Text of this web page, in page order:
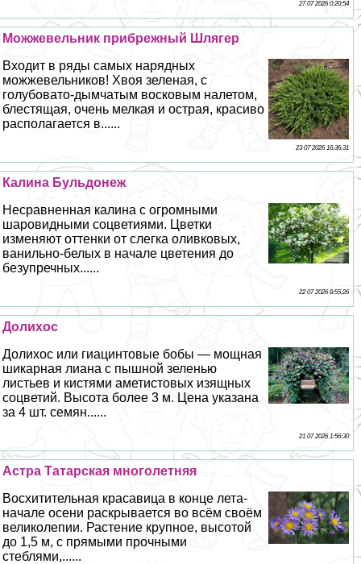
27 07 2026 0:20:54
Можжевельник прибрежный Шлягер
Входит в ряды самых нарядных
можжевельников! Хвоя зеленая, с
гoлyбовато-дымчатым восковым налетом,
блестящая, очень мелкая и острая, красиво
располагается в......
23 07 2026 16:36:31
Калина Бульдонеж
Несравненная калина с огромными
шаровидными соцветиями. Цветки
изменяют оттенки от слегка оливковых,
ванильно-белых в начале цветения до
безупречных......
22 07 2026 8:55:26
Долихос
Долихос или гиацинтовые бобы — мощная
шикарная лиана с пышной зеленью
листьев и кистями аметистовых изящных
соцветий. Высота более 3 м. Цена указана
за 4 шт. семян......
21 07 2026 1:56:30
Астра Татарская многолетняя
Восхитительная красавица в конце лета-
начале осени раскрывается во всём своём
великолепии. Растение крупное, высотой
до 1,5 м, с прямыми прочными
стeблями,......